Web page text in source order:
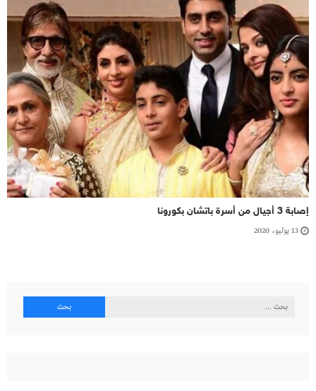
إصابة 3 أجيال من أسرة باتشان بكورونا
13 يوليو، 2020
البحث